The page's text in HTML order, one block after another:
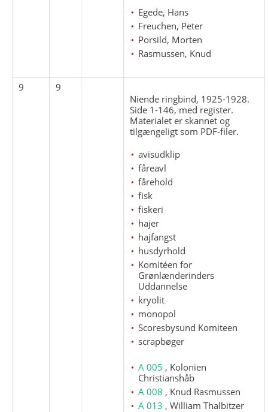
Egede, Hans
Freuchen, Peter
Porsild, Morten
Rasmussen, Knud
9
9
Niende ringbind, 1925-1928.
Side 1-146, med register.
Materialet er skannet og
tilgængeligt som PDF-filer.
avisudklip
fåreavl
fårehold
fisk
fiskeri
hajer
hajfangst
husdyrhold
Komitéen for
Grønlænderinders
Uddannelse
kryolit
monopol
Scoresbysund Komiteen
scrapbøger
A 005 , Kolonien
Christianshåb
A 008 , Knud Rasmussen
A 013 , William Thalbitzer